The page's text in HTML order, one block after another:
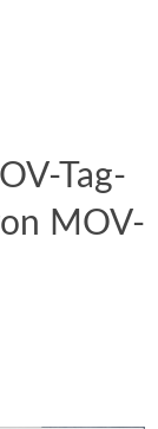
Tag-
MOV-